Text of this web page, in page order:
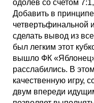
одолев со счетом
Добавить в
четвертьфинальной
сделать вывод из
был легким этот
вышло ФК
расслабились. В
качественную игру,
двум впереди